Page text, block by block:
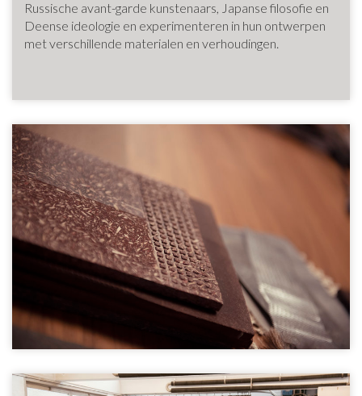
Russische avant-garde kunstenaars, Japanse filosofie en
Deense ideologie en experimenteren in hun ontwerpen
met verschillende materialen en verhoudingen.